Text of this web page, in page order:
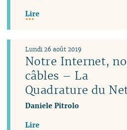
Lire
Notre Internet,
câbles – La
Quadrature du
Lundi 26 août 2019
Daniele Pitrolo
Lire